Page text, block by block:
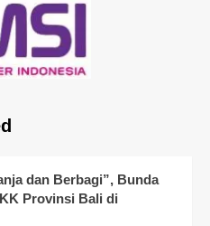
dan Berbagi”, Bunda
Provinsi Bali di